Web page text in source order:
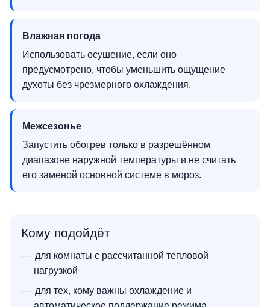
Влажная погода
Использовать осушение, если оно
предусмотрено, чтобы уменьшить ощущение
духоты без чрезмерного охлаждения.
Межсезонье
Запустить обогрев только в разрешённом
диапазоне наружной температуры и не считать
его заменой основной системе в мороз.
Кому подойдёт
для комнаты с рассчитанной тепловой
нагрузкой
для тех, кому важны охлаждение и